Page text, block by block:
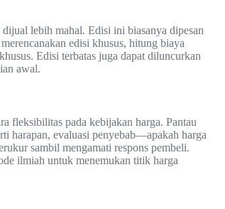
lebih mahal. Edisi ini biasanya dipesan
edisi khusus, hitung biaya
Edisi terbatas juga dapat diluncurkan
awal.
fleksibilitas pada kebijakan harga. Pantau
harapan, evaluasi penyebab—apakah harga
sambil mengamati respons pembeli.
ilmiah untuk menemukan titik harga